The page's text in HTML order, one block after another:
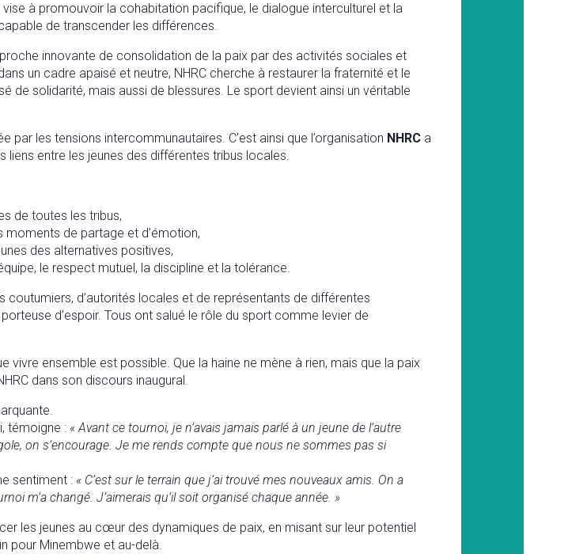
à promouvoir la cohabitation pacifique, le dialogue interculturel et la
de transcender les différences.
innovante de consolidation de la paix par des activités sociales et
un cadre apaisé et neutre, NHRC cherche à restaurer la fraternité et le
de solidarité, mais aussi de blessures. Le sport devient ainsi un véritable
par les tensions intercommunautaires. C’est ainsi que l’organisation NHRC a
entre les jeunes des différentes tribus locales.
de toutes les tribus,
de partage et d’émotion,
des alternatives positives,
le respect mutuel, la discipline et la tolérance.
coutumiers, d’autorités locales et de représentants de différentes
d’espoir. Tous ont salué le rôle du sport comme levier de
ensemble est possible. Que la haine ne mène à rien, mais que la paix
dans son discours inaugural.
témoigne : « Avant ce tournoi, je n’avais jamais parlé à un jeune de l’autre
on s’encourage. Je me rends compte que nous ne sommes pas si
sentiment : « C’est sur le terrain que j’ai trouvé mes nouveaux amis. On a
m’a changé. J’aimerais qu’il soit organisé chaque année. »
les jeunes au cœur des dynamiques de paix, en misant sur leur potentiel
pour Minembwe et au-delà.